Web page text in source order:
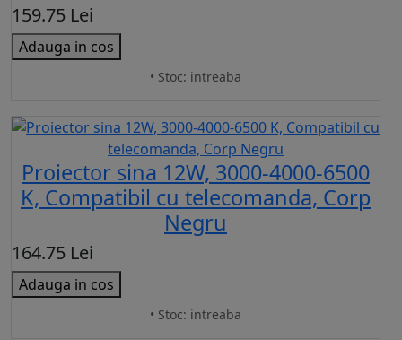
159.75 Lei
Adauga in cos
• Stoc: intreaba
Proiector sina 12W, 3000-4000-6500
K, Compatibil cu telecomanda, Corp
Negru
164.75 Lei
Adauga in cos
• Stoc: intreaba